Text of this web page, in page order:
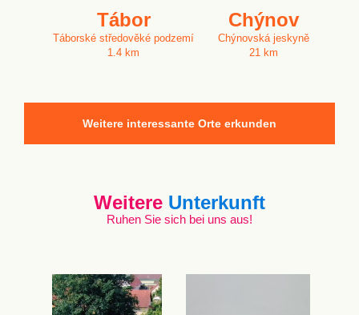
Tábor
Táborské středověké podzemí
1.4 km
Chýnov
Chýnovská jeskyně
21 km
Weitere interessante Orte erkunden
Weitere Unterkunft
Ruhen Sie sich bei uns aus!